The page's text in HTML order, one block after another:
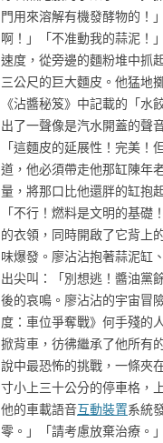
門用來溶解有機發酵物的！
啊！」「不准動我的蒜泥！
速度，從旁邊的麵粉堆中抓
三公尺的巨大麵皮。他猛地
《沾醬秘笈》中記載的「
出了一聲像是汽水開蓋的聲
「這麵皮的延展性！完美！
道，他必須帶走他那缸陳年
量，將那口比他還胖的缸抱
「不行！燃料是文明的基
的衣領，同時開啟了它背上
味爆發。廖沾沾抱著蒜泥缸
出尖叫：「別想逃！醬油黨
後的哀鳴。廖沾沾的宇宙冒
度：車位爭奪戰》何手殘的
掀背車，彷彿繼承了他所有
說中最恐怖的挑戰，一條夾
寸小上三十公分的停車格，
他的車載語音互動裝置系統
零。」「請考慮放棄治療。